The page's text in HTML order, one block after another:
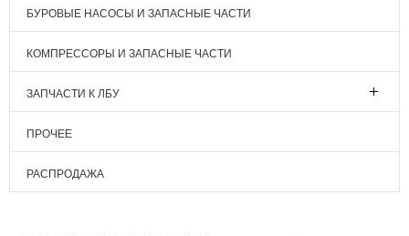
БУРОВЫЕ НАСОСЫ И ЗАПАСНЫЕ ЧАСТИ
КОМПРЕССОРЫ И ЗАПАСНЫЕ ЧАСТИ
ЗАПЧАСТИ К ЛБУ
ПРОЧЕЕ
РАСПРОДАЖА